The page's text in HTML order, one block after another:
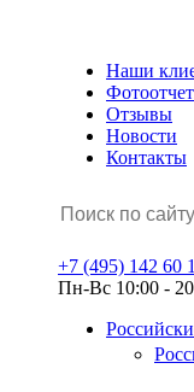
Наши
Отзывы
Новости
Контакты
+7 (495) 142 60
Пн-Вс 10:00 -